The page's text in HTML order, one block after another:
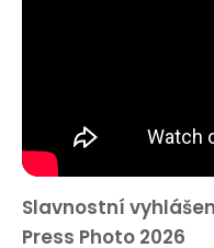
Slavnostní
Press Photo 2026